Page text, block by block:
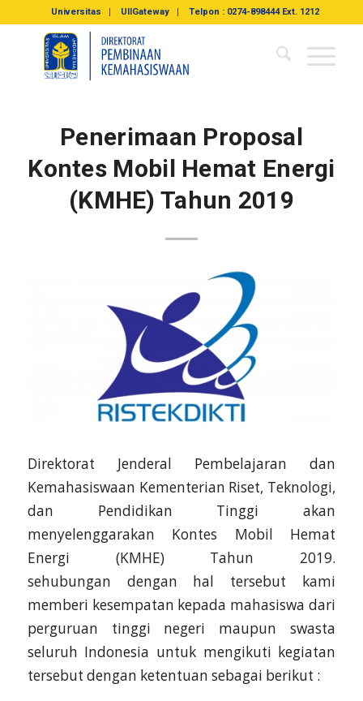
Universitas UIIGateway Telpon : 0274-898444 Ext. 1212
Penerimaan Proposal
Kontes Mobil Hemat Energi
(KMHE) Tahun 2019
Direktorat Jenderal Pembelajaran dan
Kemahasiswaan Kementerian Riset, Teknologi,
dan Pendidikan Tinggi akan
menyelenggarakan Kontes Mobil Hemat
Energi (KMHE) Tahun 2019.
sehubungan dengan hal tersebut kami
memberi kesempatan kepada mahasiswa dari
perguruan tinggi negeri maupun swasta
seluruh Indonesia untuk mengikuti kegiatan
tersebut dengan ketentuan sebagai berikut :